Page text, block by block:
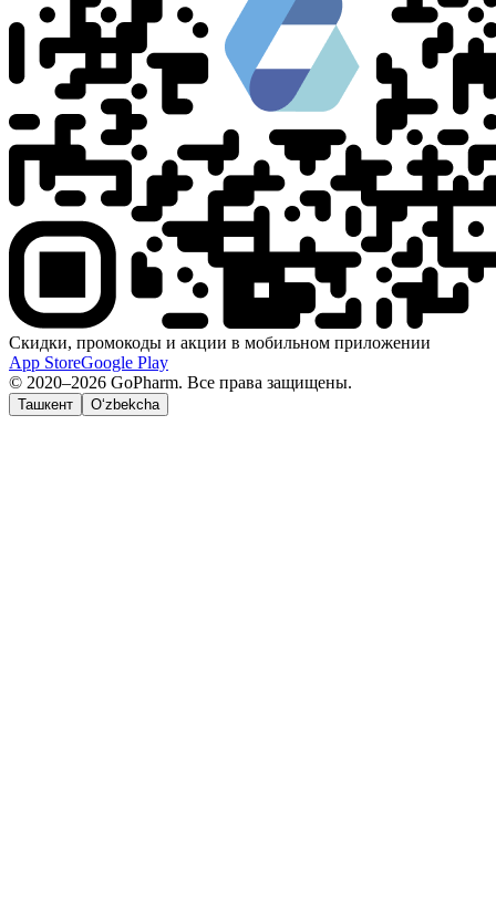
Скидки, промокоды и акции в мобильном приложении
App StoreGoogle Play
© 2020–2026 GoPharm. Все права защищены.
Ташкент O‘zbekcha